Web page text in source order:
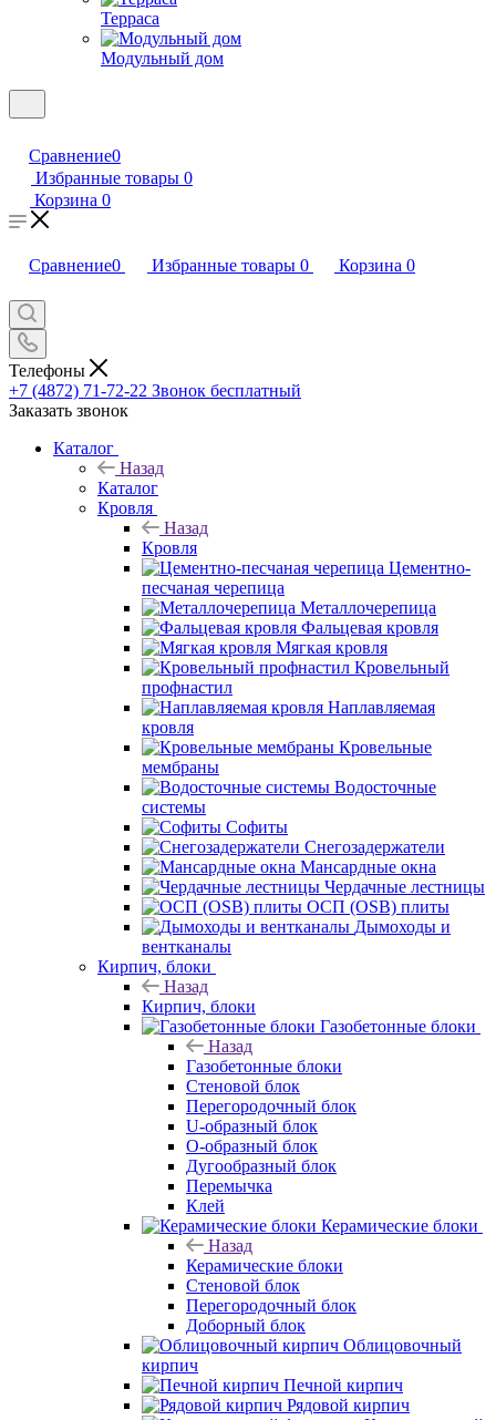
Терраса
Модульный дом
Сравнение0
Избранные товары 0
Корзина 0
Сравнение0 Избранные товары 0 Корзина 0
Телефоны
+7 (4872) 71-72-22 Звонок бесплатный
Заказать звонок
Каталог
Назад
Каталог
Кровля
Назад
Кровля
Цементно-
песчаная черепица
Металлочерепица
Фальцевая кровля
Мягкая кровля
Кровельный
профнастил
Наплавляемая
кровля
Кровельные
мембраны
Водосточные
системы
Софиты
Снегозадержатели
Мансардные окна
Чердачные лестницы
ОСП (OSB) плиты
Дымоходы и
вентканалы
Кирпич, блоки
Назад
Кирпич, блоки
Газобетонные блоки
Назад
Газобетонные блоки
Стеновой блок
Перегородочный блок
U-образный блок
О-образный блок
Дугообразный блок
Перемычка
Клей
Керамические блоки
Назад
Керамические блоки
Стеновой блок
Перегородочный блок
Доборный блок
Облицовочный
кирпич
Печной кирпич
Рядовой кирпич